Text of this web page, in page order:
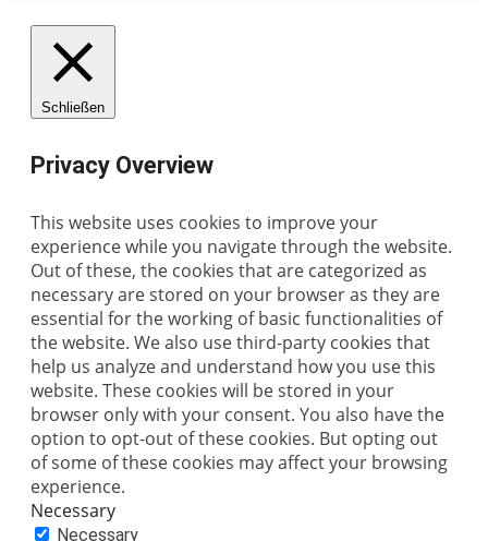
Schließen
Privacy Overview
This website uses cookies to improve your
experience while you navigate through the website.
Out of these, the cookies that are categorized as
necessary are stored on your browser as they are
essential for the working of basic functionalities of
the website. We also use third-party cookies that
help us analyze and understand how you use this
website. These cookies will be stored in your
browser only with your consent. You also have the
option to opt-out of these cookies. But opting out
of some of these cookies may affect your browsing
experience.
Necessary
Necessary